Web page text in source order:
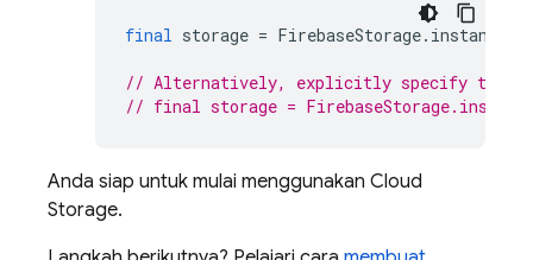
final storage = FirebaseStorage. instance
// Alternatively, explicitly specify the
// final storage =
Anda siap untuk mulai menggunakan Cloud
Storage.